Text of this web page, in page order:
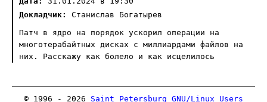
Докладчик:
Станислав Богатырев
Патч в ядро на порядок ускорил операции на
многотерабайтных дисках с миллиардами файлов на
них. Расскажу как болело и как исцелилось
© 1996 - 2026 Saint Petersburg GNU/Linux Users